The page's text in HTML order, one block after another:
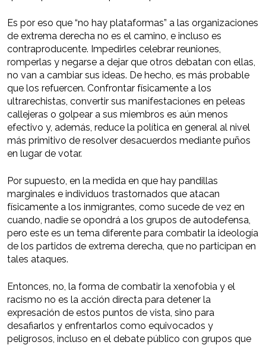
Es por eso que “no hay plataformas” a las organizaciones
de extrema derecha no es el camino, e incluso es
contraproducente. Impedirles celebrar reuniones,
romperlas y negarse a dejar que otros debatan con ellas,
no van a cambiar sus ideas. De hecho, es más probable
que los refuercen. Confrontar físicamente a los
ultrarechistas, convertir sus manifestaciones en peleas
callejeras o golpear a sus miembros es aún menos
efectivo y, además, reduce la política en general al nivel
más primitivo de resolver desacuerdos mediante puños
en lugar de votar.
Por supuesto, en la medida en que hay pandillas
marginales e individuos trastornados que atacan
físicamente a los inmigrantes, como sucede de vez en
cuando, nadie se opondrá a los grupos de autodefensa,
pero este es un tema diferente para combatir la ideología
de los partidos de extrema derecha, que no participan en
tales ataques.
Entonces, no, la forma de combatir la xenofobia y el
racismo no es la acción directa para detener la
expresación de estos puntos de vista, sino para
desafiarlos y enfrentarlos como equivocados y
peligrosos, incluso en el debate público con grupos que